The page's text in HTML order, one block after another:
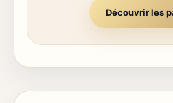
Découvrir les